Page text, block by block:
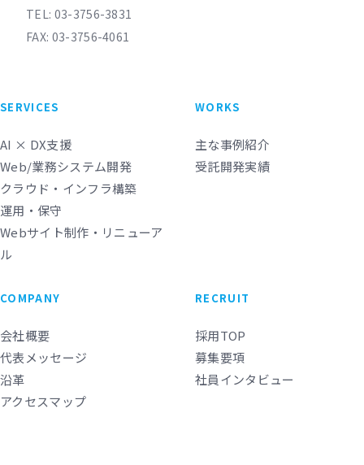
TEL: 03-3756-3831
FAX: 03-3756-4061
SERVICES
AI × DX支援
Web/業務システム開発
クラウド・インフラ構築
運用・保守
Webサイト制作・リニューア
ル
WORKS
主な事例紹介
受託開発実績
COMPANY
会社概要
代表メッセージ
沿革
アクセスマップ
RECRUIT
採用TOP
募集要項
社員インタビュー